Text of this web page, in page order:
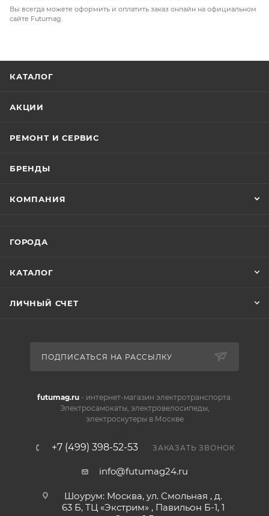
Вы всегда можете оформить и оплатить заказ онлайн на официальном
сайте Futumag.
КАТАЛОГ
АКЦИИ
РЕМОНТ И СЕРВИС
БРЕНДЫ
КОМПАНИЯ
ГОРОДА
КАТАЛОГ
ЛИЧНЫЙ СЧЕТ
ПОДПИСАТЬСЯ НА РАССЫЛКУ
futumag.ru- интернет-магазин электротранспорта.
Электросамокаты, электровелосипеды,
электроскутеры в Москве
+7 (499) 398-52-53 ЗАКАЗАТЬ ЗВОНОК
info@futumag24.ru
Шоурум: Москва, ул. Смольная , д.
63 Б, ТЦ «Экстрим» , Павильон Б-1, 1